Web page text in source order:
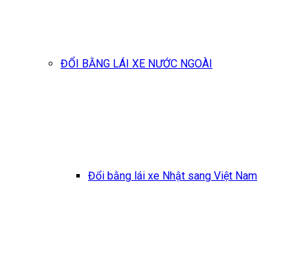
ĐỔI BẰNG LÁI XE NƯỚC NGOÀI
Đổi bằng lái xe Nhật sang Việt Nam